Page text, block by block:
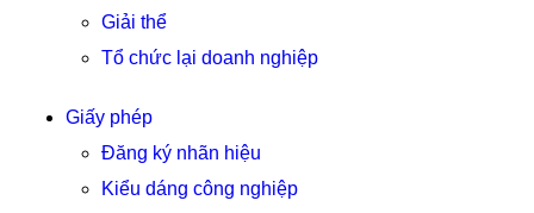
Giải thể
Tổ chức lại doanh nghiệp
Giấy phép
Đăng ký nhãn hiệu
Kiểu dáng công nghiệp